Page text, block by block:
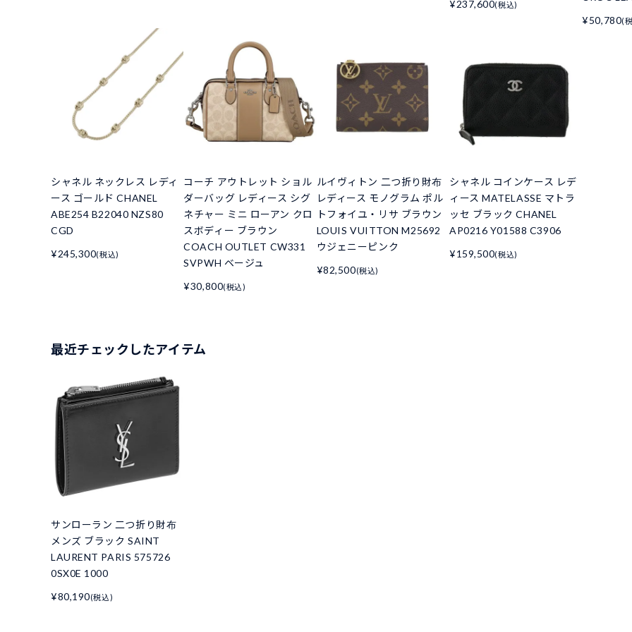
¥237,600(税込)
¥50,780(
シャネル ネックレス レディ
ース ゴールド CHANEL
ABE254 B22040 NZS80
CGD
¥245,300(税込)
コーチ アウトレット ショル
ダーバッグ レディース シグ
ネチャー ミニ ローアン クロ
スボディー ブラウン
COACH OUTLET CW331
SVPWH ベージュ
¥30,800(税込)
ルイヴィトン 二つ折り財布
レディース モノグラム ポル
トフォイユ・リサ ブラウン
LOUIS VUITTON M25692
ウジェニーピンク
¥82,500(税込)
シャネル コインケース レデ
ィース MATELASSE マトラ
ッセ ブラック CHANEL
AP0216 Y01588 C3906
¥159,500(税込)
最近チェックしたアイテム
サンローラン 二つ折り財布
メンズ ブラック SAINT
LAURENT PARIS 575726
0SX0E 1000
¥80,190(税込)